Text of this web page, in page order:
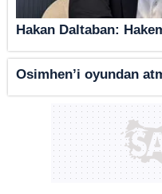
Hakan Daltaban:
Osimhen’i oyundan